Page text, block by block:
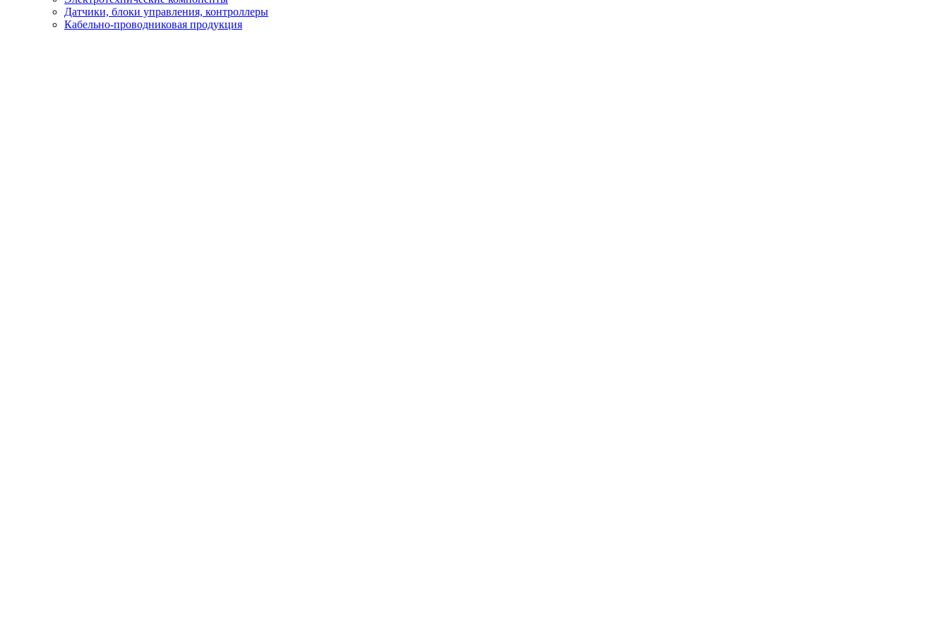
Датчики, блоки управления, контроллеры
Кабельно-проводниковая продукция